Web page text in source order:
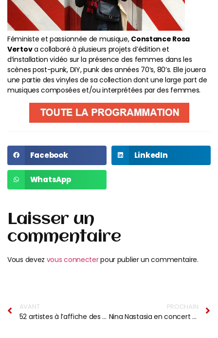
Féministe et passionnée de musique, Constance Rosa
Vertova collaboré à plusieurs projets d’édition et
d’installation vidéo sur la présence des femmes dans les
scènes post-punk, DIY, punk des années 70’s, 80’s. Elle jouera
une partie des vinyles de sa collection dont une large part de
musiques composées et/ou interprétées par des femmes.
Facebook LinkedIn
WhatsApp
Laisser un
commentaire
Vous devez vous connecterpour publier un commentaire.
AVANT
52 artistes à l’affiche des Eurockéennes
PROCHAIN
Nina Nastasia en concert à Paris